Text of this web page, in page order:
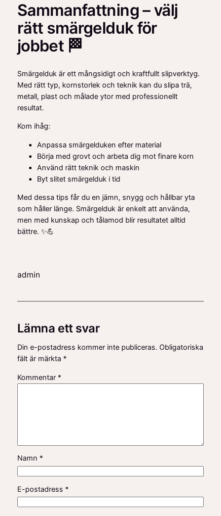
Sammanfattning – välj
rätt smärgelduk för
jobbet 🏁
Smärgelduk är ett mångsidigt och kraftfullt slipverktyg.
Med rätt typ, kornstorlek och teknik kan du slipa trä,
metall, plast och målade ytor med professionellt
resultat.
Kom ihåg:
Anpassa smärgelduken efter material
Börja med grovt och arbeta dig mot finare korn
Använd rätt teknik och maskin
Byt slitet smärgelduk i tid
Med dessa tips får du en jämn, snygg och hållbar yta
som håller länge. Smärgelduk är enkelt att använda,
men med kunskap och tålamod blir resultatet alltid
bättre. ✨💪
admin
Lämna ett svar
Din e-postadress kommer inte publiceras. Obligatoriska
fält är märkta *
Kommentar *
Namn *
E-postadress *